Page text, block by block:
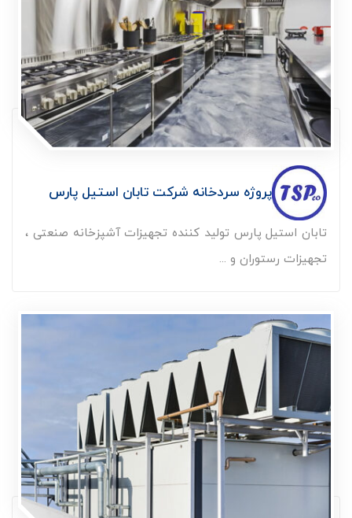
پروژه سردخانه شرکت تابان استیل پارس
تابان استیل پارس تولید کننده تجهیزات آشپزخانه صنعتی ،
تجهیزات رستوران و ...